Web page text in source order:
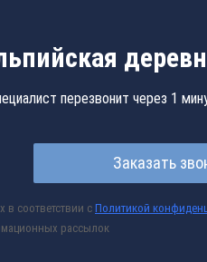
перезвонит через 1
Заказать
в соответствии с Политикой
рассылок